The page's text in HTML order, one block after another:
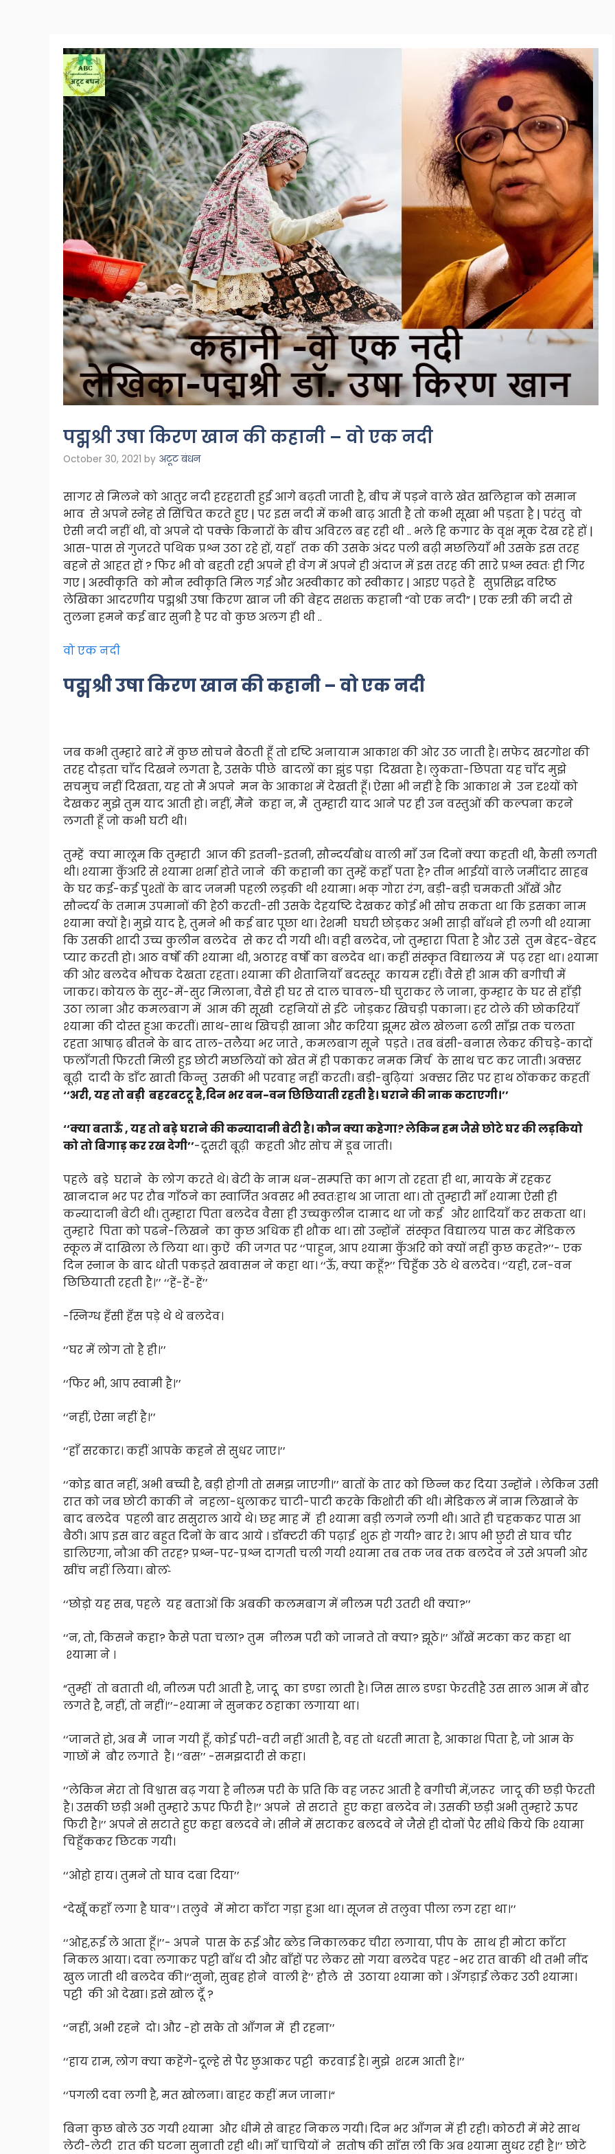
पद्मश्री उषा किरण खान की कहानी – वो एक नदी
October 30, 2021 by अटूट बंधन
सागर से मिलने को आतुर नदी हरहराती हुई आगे बढ़ती जाती है, बीच में पड़ने वाले खेत खलिहान को समान
भाव से अपने स्नेह से सिंचित करते हुए | पर इस नदी में कभी बाढ़ आती है तो कभी सूखा भी पड़ता है | परंतु वो
ऐसी नदी नहीं थी, वो अपने दो पक्के किनारों के बीच अविरल बह रही थी .. भले हि कगार के वृक्ष मूक देख रहे हों |
आस-पास से गुजरते पथिक प्रश्न उठा रहे हों, यहाँ तक की उसके अंदर पली बढ़ी मछलियाँ भी उसके इस तरह
बहने से आहत हों ? फिर भी वो बहती रही अपने ही वेग में अपने ही अंदाज में इस तरह की सारे प्रश्न स्वतः ही गिर
गए | अस्वीकृति को मौन स्वीकृति मिल गई और अस्वीकार को स्वीकार | आइए पढ़ते हैं सुप्रसिद्ध वरिष्ठ
लेखिका आदरणीय पद्मश्री उषा किरण खान जी की बेहद सशक्त कहानी “वो एक नदी” | एक स्त्री की नदी से
तुलना हमने कई बार सुनी है पर वो कुछ अलग ही थी ..
वो एक नदी
पद्मश्री उषा किरण खान की कहानी – वो एक नदी
जब कभी तुम्हारे बारे में कुछ सोचने बैठती हूँ तो दृष्टि अनायाम आकाश की ओर उठ जाती है। सफेद खरगोश की
तरह दौड़ता चाँद दिखने लगता है, उसके पीछे बादलों का झुंड पड़ा दिखता है। लुकता-छिपता यह चाँद मुझे
सचमुच नहीं दिखता, यह तो मैं अपने मन के आकाश में देखती हूँ। ऐसा भी नहीं है कि आकाश मे उन दृश्यों को
देखकर मुझे तुम याद आती हो। नहीं, मैंने कहा न, मैं तुम्हारी याद आने पर ही उन वस्तुओं की कल्पना करने
लगती हूँ जो कभी घटी थी।
तुम्हें क्या मालूम कि तुम्हारी आज की इतनी-इतनी, सौन्दर्यबोध वाली माँ उन दिनों क्या कहती थी, कैसी लगती
थी। श्यामा कुँअरि से श्यामा शर्मा होते जाने की कहानी का तुम्हें कहाँ पता है? तीन भाईयों वाले जमींदार साहब
के घर कई-कई पुश्तों के बाद जनमी पहली लड़की थी श्यामा। भक् गोरा रंग, बड़ी-बड़ी चमकती आँखें और
सौन्दर्य के तमाम उपमानों की हेठी करती-सी उसके देहयष्टि देखकर कोई भी सोच सकता था कि इसका नाम
श्यामा क्यों है। मुझे याद है, तुमने भी कई बार पूछा था। रेशमी घघरी छोड़कर अभी साड़ी बाँधने ही लगी थी श्यामा
कि उसकी शादी उच्च कुलीन बलदेव से कर दी गयी थी। वही बलदेव, जो तुम्हारा पिता है और उसे तुम बेहद-बेहद
प्यार करती हो। आठ वर्षो की श्यामा थी, अठारह वर्षो का बलदेव था। कहीं संस्कृत विद्यालय में पढ़ रहा था। श्यामा
की ओर बलदेव भौंचक देखता रहता। श्यामा की शैतानियाँ बदस्तूर कायम रहीं। वैसे ही आम की बगीची में
जाकर। कोयल के सुर-में-सुर मिलाना, वैसे ही घर से दाल चावल-घी चुराकर ले जाना, कुम्हार के घर से हाँड़ी
उठा लाना और कमलबाग में आम की सूखी टहनियों से ईटे जोड़कर खिचड़ी पकाना। हर टोले की छोकरियाँ
श्यामा की दोस्त हुआ करतीं। साथ-साथ खिचड़ी खाना और करिया झूमर खेल खेलना ढली साँझ तक चलता
रहता आषाढ़ बीतने के बाद ताल-तलैया भर जाते , कमलबाग सूने पड़ते । तब बंसी-बनास लेकर कीचड़े-कादों
फलाँगती फिरती मिली हुइ छोटी मछलियों को खेत में ही पकाकर नमक मिर्च के साथ चट कर जाती। अक्सर
बूढ़ी दादी के डाँट खाती किन्तु उसकी भी परवाह नहीं करती। बड़ी-बुढ़ियां अक्सर सिर पर हाथ ठोंककर कहतीं
‘‘अरी, यह तो बड़ी बहरबटटू है,दिन भर वन-वन छिछियाती रहती है। घराने की नाक कटाएगी।’’
‘‘क्या बताऊँ , यह तो बड़े घराने की कन्यादानी बेटी है। कौन क्या कहेगा? लेकिन हम जैसे छोटे घर की लड़कियो
को तो बिगाड़ कर रख देगी’’-दूसरी बूढ़ी कहती और सोच में डूब जाती।
पहले बड़े घराने के लोग करते थे। बेटी के नाम धन-सम्पत्ति का भाग तो रहता ही था, मायके में रहकर
खानदान भर पर रौब गाँठने का स्वार्जित अवसर भी स्वतःहाथ आ जाता था। तो तुम्हारी माँ श्यामा ऐसी ही
कन्यादानी बेटी थी। तुम्हारा पिता बलदेव वैसा ही उच्चकुलीन दामाद था जो कई और शादियाँ कर सकता था।
तुम्हारे पिता को पढने-लिखने का कुछ अधिक ही शौक था। सो उन्होंनें संस्कृत विद्यालय पास कर मेंडिकल
स्कूल में दाखिला ले लिया था। कुऐं की जगत पर ‘‘पाहुन, आप श्यामा कुँअरि को क्यों नहीं कुछ कहते?’’- एक
दिन स्नान के बाद धोती पकड़ते खवासन ने कहा था। ‘‘ऊँ, क्या कहूँ?’’ चिहुँक उठे थे बलदेव। ‘‘यही, रन-वन
छिछियाती रहती है।’’ ‘‘हें-हें-हें’’
-स्निग्ध हँसी हँस पड़े थे थे बलदेव।
‘‘घर में लोग तो है ही।’’
‘‘फिर भी, आप स्वामी है।’’
‘‘नहीं, ऐसा नहीं है।’’
‘‘हाँ सरकार। कहीं आपके कहने से सुधर जाए।’’
‘‘कोइ बात नहीं, अभी बच्ची है, बड़ी होगी तो समझ जाएगी।’’ बातों के तार को छिन्न कर दिया उन्होंने । लेकिन उसी
रात को जब छोटी काकी ने नहला-धुलाकर चाटी-पाटी करके किशोरी की थी। मेडिकल में नाम लिखाने के
बाद बलदेव पहली बार ससुराल आये थे। छह माह में ही श्यामा बड़ी लगने लगी थी। आते ही चहककर पास आ
बैठी। आप इस बार बहुत दिनों के बाद आये । डॉक्टरी की पढ़ाई शुरू हो गयी? बार रे। आप भी छुरी से घाव चीर
डालिएगा, नौआ की तरह? प्रश्न-पर-प्रश्न दागती चली गयी श्यामा तब तक जब तक बलदेव ने उसे अपनी ओर
खींच नहीं लिया। बोल-े
‘‘छोड़ो यह सब, पहले यह बताओं कि अबकी कलमबाग में नीलम परी उतरी थी क्या?’’
‘‘न, तो, किसने कहा? कैसे पता चला? तुम नीलम परी को जानते तो क्या? झूठे।’’ आँखें मटका कर कहा था
श्यामा ने ।
“तुम्हीं तो बताती थी, नीलम परी आती है, जादू का डण्डा लाती है। जिस साल डण्डा फेरतीहै उस साल आम में बौर
लगते है, नहीं, तो नहीं।’’-श्यामा ने सुनकर ठहाका लगाया था।
‘‘जानते हो, अब मैं जान गयी हूँ, कोई परी-वरी नहीं आती है, वह तो धरती माता है, आकाश पिता है, जो आम के
गाछों मे बौर लगाते हैं। ‘‘बस’’ -समझदारी से कहा।
‘‘लेकिन मेरा तो विश्वास बढ़ गया है नीलम परी के प्रति कि वह जरूर आती है बगीची में,जरूर जादू की छड़ी फेरती
है। उसकी छड़ी अभी तुम्हारे ऊपर फिरी है।’’ अपने से सटाते हुए कहा बलदेव ने। उसकी छड़ी अभी तुम्हारे ऊपर
फिरी है।’’ अपने से सटाते हुए कहा बलदवे ने। सीने में सटाकर बलदवे ने जैसे ही दोनों पैर सीधे किये कि श्यामा
चिहुँककर छिटक गयी।
‘‘ओहो हाय। तुमने तो घाव दबा दिया’’
“देखूँ कहाँ लगा है घाव’’। तलुवे में मोटा काँटा गड़ा हुआ था। सूजन से तलुवा पीला लग रहा था।’’
‘‘ओह,रूई ले आता हूँ।’’- अपने पास के रूई और ब्लेड निकालकर चीरा लगाया, पीप के साथ ही मोटा काँटा
निकल आया। दवा लगाकर पट्टी बाँध दी और बाँहों पर लेकर सो गया बलदेव पहर -भर रात बाकी थी तभी नींद
खुल जाती थी बलदेव की।‘‘सुनो, सुबह होने वाली हे’’ हौले से उठाया श्यामा को । अँगड़ाई लेकर उठी श्यामा।
पट्टी की ओ देखा। इसे खोल दूँ ?
‘‘नहीं, अभी रहने दो। और -हो सके तो आँगन में ही रहना’’
‘‘हाय राम, लोग क्या कहेंगे-दूल्हे से पैर छुआकर पट्टी करवाई है। मुझे शरम आती है।’’
‘‘पगली दवा लगी है, मत खोलना। बाहर कहीं मज जाना।“
बिना कुछ बोले उठ गयी श्यामा और धीमे से बाहर निकल गयी। दिन भर आँगन में ही रही। कोठरी में मेरे साथ
लेटी-लेटी रात की घटना सुनाती रही थी। माँ चाचियों ने सतोष की साँस ली कि अब श्यामा सुधर रही है।’’ छोटे